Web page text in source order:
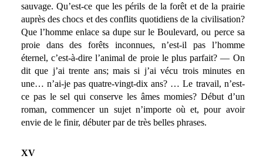
sauvage. Qu’est-ce que les périls de la forêt et de la prairie
auprès des chocs et des conflits quotidiens de la civilisation?
Que l’homme enlace sa dupe sur le Boulevard, ou perce sa
proie dans des forêts inconnues, n’est-il pas l’homme
éternel, c’est-à-dire l’animal de proie le plus parfait? — On
dit que j’ai trente ans; mais si j’ai vécu trois minutes en
une… n’ai-je pas quatre-vingt-dix ans? … Le travail, n’est-
ce pas le sel qui conserve les âmes momies? Début d’un
roman, commencer un sujet n’importe où et, pour avoir
envie de le finir, débuter par de très belles phrases.
XV